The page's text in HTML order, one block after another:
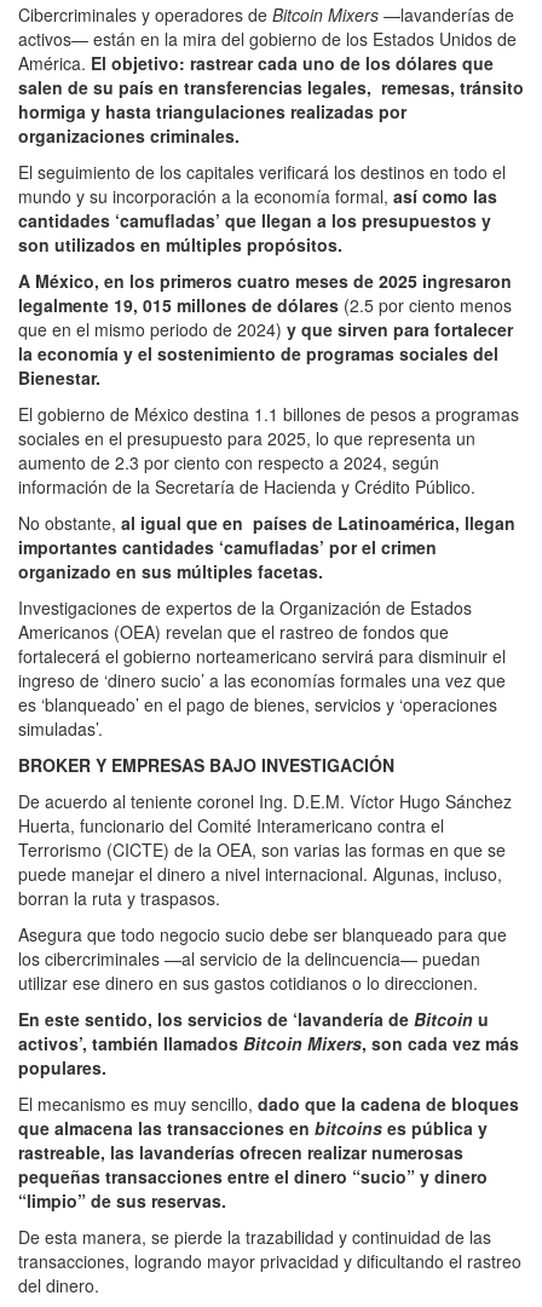
Cibercriminales y operadores de Bitcoin Mixers —lavanderías de
activos— están en la mira del gobierno de los Estados Unidos de
América. El objetivo: rastrear cada uno de los dólares que
salen de su país en transferencias legales, remesas, tránsito
hormiga y hasta triangulaciones realizadas por
organizaciones criminales.
El seguimiento de los capitales verificará los destinos en todo el
mundo y su incorporación a la economía formal, así como las
cantidades ‘camufladas’ que llegan a los presupuestos y
son utilizados en múltiples propósitos.
A México, en los primeros cuatro meses de 2025 ingresaron
legalmente 19, 015 millones de dólares (2.5 por ciento menos
que en el mismo periodo de 2024) y que sirven para fortalecer
la economía y el sostenimiento de programas sociales del
Bienestar.
El gobierno de México destina 1.1 billones de pesos a programas
sociales en el presupuesto para 2025, lo que representa un
aumento de 2.3 por ciento con respecto a 2024, según
información de la Secretaría de Hacienda y Crédito Público.
No obstante, al igual que en países de Latinoamérica, llegan
importantes cantidades ‘camufladas’ por el crimen
organizado en sus múltiples facetas.
Investigaciones de expertos de la Organización de Estados
Americanos (OEA) revelan que el rastreo de fondos que
fortalecerá el gobierno norteamericano servirá para disminuir el
ingreso de ‘dinero sucio’ a las economías formales una vez que
es ‘blanqueado’ en el pago de bienes, servicios y ‘operaciones
simuladas’.
BROKER Y EMPRESAS BAJO INVESTIGACIÓN
De acuerdo al teniente coronel Ing. D.E.M. Víctor Hugo Sánchez
Huerta, funcionario del Comité Interamericano contra el
Terrorismo (CICTE) de la OEA, son varias las formas en que se
puede manejar el dinero a nivel internacional. Algunas, incluso,
borran la ruta y traspasos.
Asegura que todo negocio sucio debe ser blanqueado para que
los cibercriminales —al servicio de la delincuencia— puedan
utilizar ese dinero en sus gastos cotidianos o lo direccionen.
En este sentido, los servicios de ‘lavandería de Bitcoin u
activos’, también llamados Bitcoin Mixers, son cada vez más
populares.
El mecanismo es muy sencillo, dado que la cadena de bloques
que almacena las transacciones en bitcoins es pública y
rastreable, las lavanderías ofrecen realizar numerosas
pequeñas transacciones entre el dinero “sucio” y dinero
“limpio” de sus reservas.
De esta manera, se pierde la trazabilidad y continuidad de las
transacciones, logrando mayor privacidad y dificultando el rastreo
del dinero.